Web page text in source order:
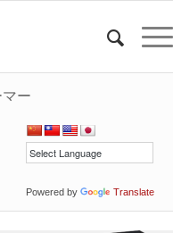
ー
Powered by Translate